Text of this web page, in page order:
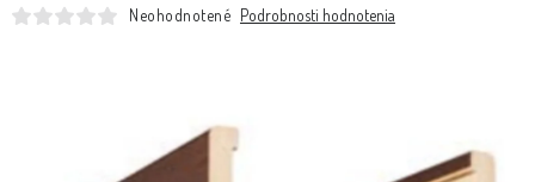
KĽUČKY A ZÁMKY
Neohodnotené Podrobnosti hodnotenia